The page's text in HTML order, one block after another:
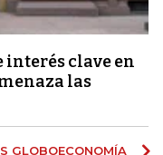
clave en
las
GLOBOECONOMÍA